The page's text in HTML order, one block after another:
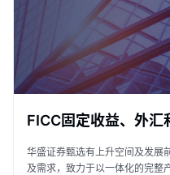
华盛APls
低时延极速交易系统
概述
AM 资产管理服务
ECM 股权资本市场服务
FICC 固定收益、外汇和
WM 财富管理服务
关于我们
媒体报导
FICC固定收益、外汇
华盛证券甄选有上升空间及发展
及需求，致力于以一体化的完整